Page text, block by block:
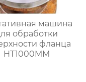
машина
обработки
фланца
HT1000MM